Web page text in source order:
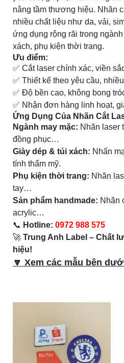
nâng tầm thương hiệu. Nhãn
nhiều chất liệu như da, vải,
ứng dụng rộng rãi trong
xách, phụ kiện thời trang.
Ưu điểm:
✅ Cắt laser chính xác, viền
✅ Thiết kế theo yêu cầu,
✅ Độ bền cao, không bong
✅ Nhận đơn hàng linh hoạt,
Ứng Dụng Của Nhãn Cắt
Ngành may mặc: Nhãn laser
đồng phục…
Giày dép & túi xách: Nhấn
tính thẩm mỹ.
Phụ kiện thời trang: Nhãn
tay…
Sản phẩm handmade: Nhãn
acrylic…
📞 Hotline: 0972 988 575
🚀 Trung Anh Label – Chất
hiệu!
🔽 Xem các mẫu bên